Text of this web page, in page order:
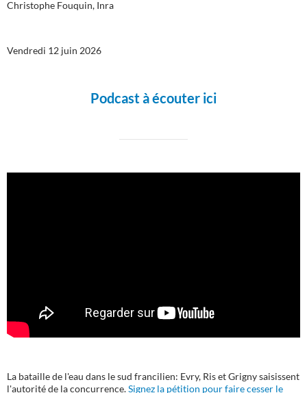
Christophe Fouquin, Inra
Vendredi 12 juin 2026
Podcast à écouter ici
La bataille de l'eau dans le sud francilien: Evry, Ris et Grigny saisissent
l'autorité de la concurrence.Signez la pétition pour faire cesser le